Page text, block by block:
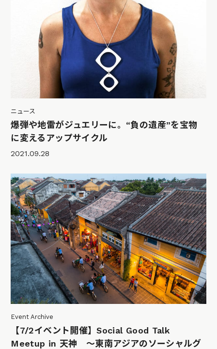
ニュース
爆弾や地雷がジュエリーに。“負の遺産”を宝物
に変えるアップサイクル
2021.09.28
Event Archive
【7/2イベント開催】Social Good Talk
Meetup in 天神 〜東南アジアのソーシャルグ